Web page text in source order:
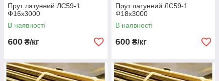
Прут латунний ЛС59-1
Ф16х3000
В наявності
600 ₴/кг
Прут латунний ЛС59-1
Ф18х3000
В наявності
600 ₴/кг